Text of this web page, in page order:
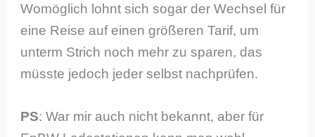
Womöglich lohnt sich sogar der Wechsel für
eine Reise auf einen größeren Tarif, um
unterm Strich noch mehr zu sparen, das
müsste jedoch jeder selbst nachprüfen.
PS: War mir auch nicht bekannt, aber für